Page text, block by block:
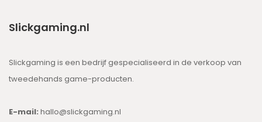
Slickgaming.nl
Slickgaming is een bedrijf gespecialiseerd in de verkoop van
tweedehands game-producten.
E-mail: hallo@slickgaming.nl